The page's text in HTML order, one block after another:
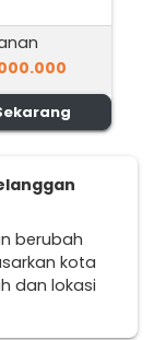
berubah
kota
dan lokasi